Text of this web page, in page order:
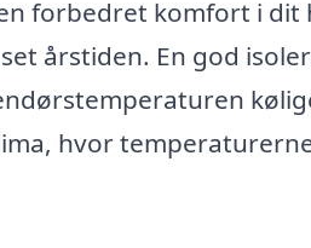
forbedret komfort i dit
årstiden. En god
hvor